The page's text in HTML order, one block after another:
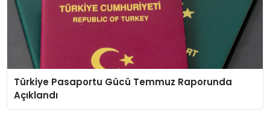
Türkiye Pasaportu Gücü Temmuz Raporunda
Açıklandı